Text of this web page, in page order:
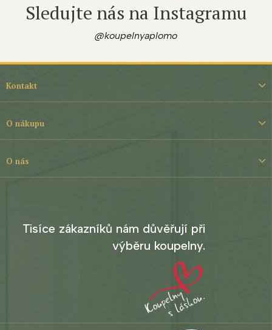
Sledujte nás na Instagramu
@koupelnyaplomo
í
Kontakt
O nákupu
O nás
Tisíce zákazníků nám důvěřují při
výběru koupelny.